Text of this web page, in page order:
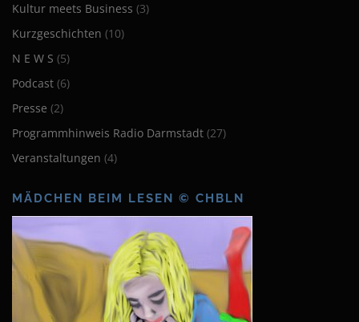
Kultur meets Business (3)
Kurzgeschichten (10)
N E W S (5)
Podcast (6)
Presse (2)
Programmhinweis Radio Darmstadt (27)
Veranstaltungen (4)
MÄDCHEN BEIM LESEN © CHBLN